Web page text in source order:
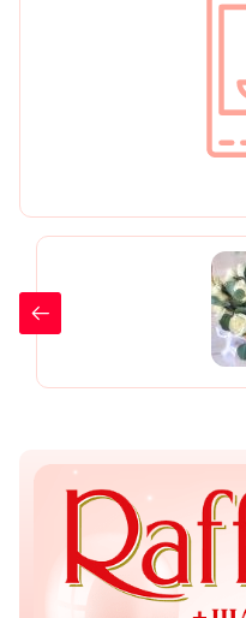
Цветы любимой
Цветы дочери
Цветы сестре
Показать еще
Цветы